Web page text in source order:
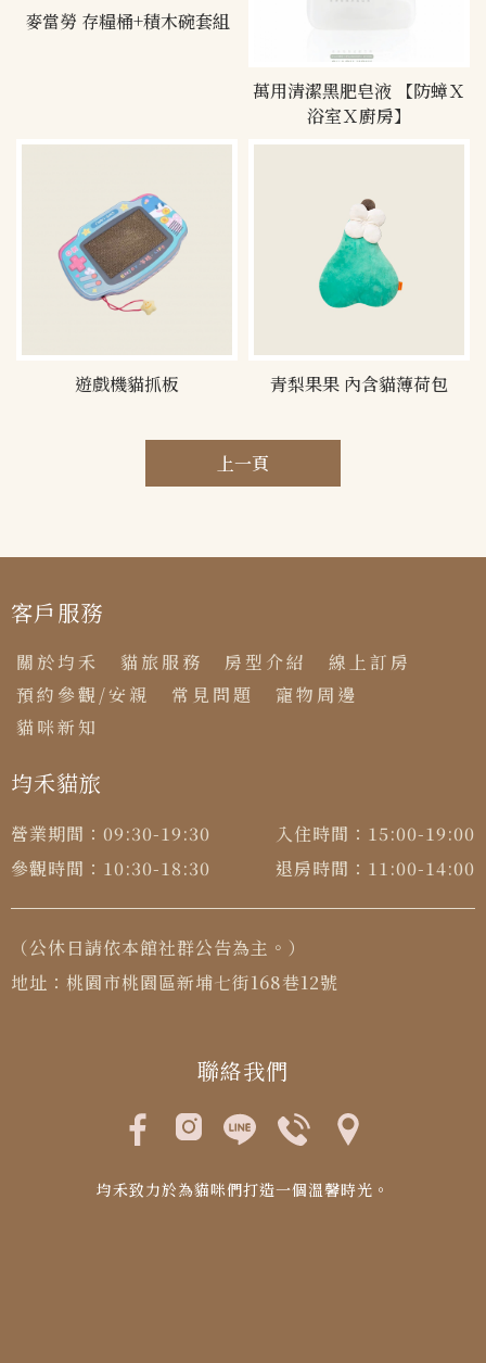
麥當勞 存糧桶+積木碗套組
萬用清潔黑肥皂液 【防蟑Ｘ
浴室Ｘ廚房】
遊戲機貓抓板 青梨果果 內含貓薄荷包
上一頁
客戶服務
關於均禾 貓旅服務 房型介紹
線上訂房
預約參觀/安親
常見問題
寵物周邊
貓咪新知
均禾貓旅
營業期間： 09:30-19:30
參觀時間： 10:30-18:30
入住時間： 15:00-19:00
退房時間： 11:00-14:00
（公休日請依本館社群公告為主。）
地址：桃園市桃園區新埔七街168巷12號
聯絡我們
均禾致力於為貓咪們打造一個溫馨時光。